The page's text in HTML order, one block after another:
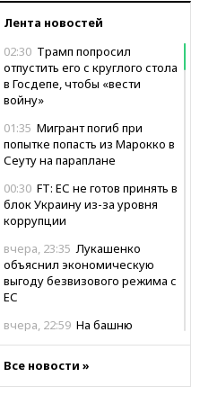
Лента новостей
02:30 Трамп попросил
отпустить его с круглого стола
в Госдепе, чтобы «вести
войну»
01:35 Мигрант погиб при
попытке попасть из Марокко в
Сеуту на параплане
00:30 FT: ЕС не готов принять в
блок Украину из-за уровня
коррупции
вчера, 23:35 Лукашенко
объяснил экономическую
выгоду безвизового режима с
ЕС
вчера, 22:59 На башню
скульптуру балерины
Все новости »